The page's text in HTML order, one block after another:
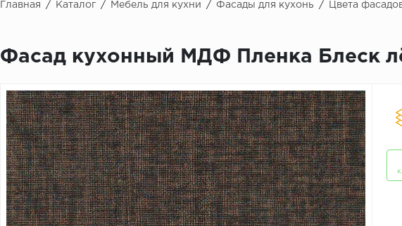
Главная / Каталог / Мебель для кухни / Фасады для кухонь / Цвета
Фасад кухонный МДФ Пленка Блеск